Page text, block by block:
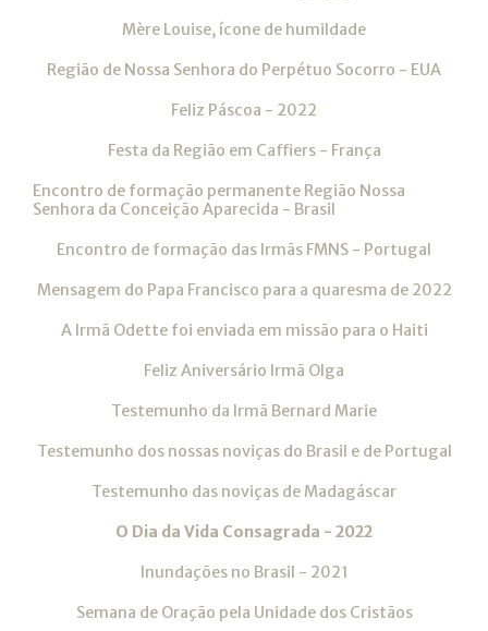
Mère Louise, ícone de humildade
Região de Nossa Senhora do Perpétuo Socorro - EUA
Feliz Páscoa - 2022
Festa da Região em Caffiers - França
Encontro de formação permanente Região Nossa
Senhora da Conceição Aparecida - Brasil
Encontro de formação das Irmãs FMNS - Portugal
Mensagem do Papa Francisco para a quaresma de 2022
A Irmã Odette foi enviada em missão para o Haiti
Feliz Aniversário Irmã Olga
Testemunho da Irmã Bernard Marie
Testemunho dos nossas noviças do Brasil e de Portugal
Testemunho das noviças de Madagáscar
O Dia da Vida Consagrada - 2022
Inundações no Brasil - 2021
Semana de Oração pela Unidade dos Cristãos